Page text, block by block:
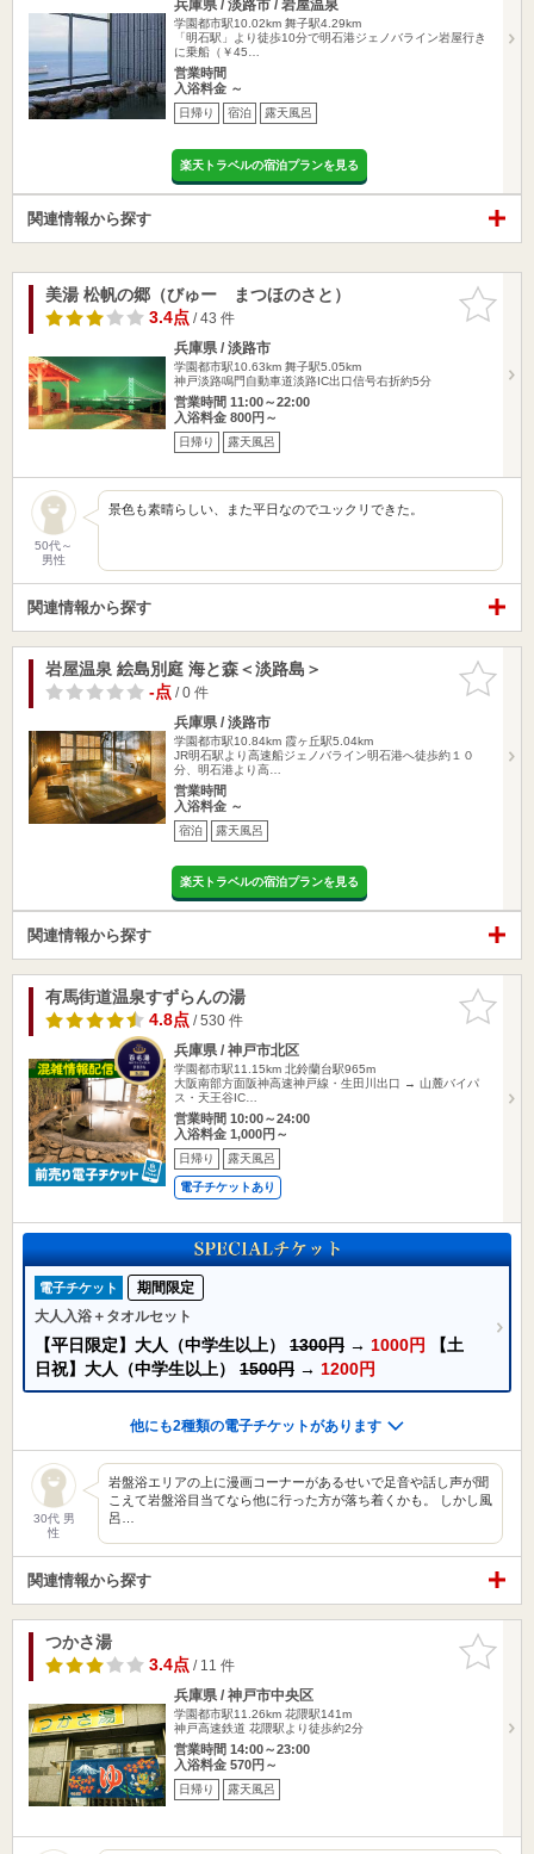
兵庫県 / 淡路市 / 岩屋温泉
学園都市駅10.02km 舞子駅4.29km
「明石駅」より徒歩10分で明石港ジェノバライン岩屋行き
に乗船（￥45…
営業時間
入浴料金 ～
日帰り 宿泊 露天風呂
楽天トラベルの宿泊プランを見る
関連情報から探す
お気に入
りに追加
美湯 松帆の郷（びゅー まつほのさと）
3.4点/ 43 件
兵庫県 / 淡路市
学園都市駅10.63km 舞子駅5.05km
神戸淡路鳴門自動車道淡路IC出口信号右折約5分
営業時間 11:00～22:00
入浴料金 800円～
日帰り 露天風呂
50代～
男性
景色も素晴らしい、また平日なのでユックリできた。
関連情報から探す
お気に入
りに追加
岩屋温泉 絵島別庭 海と森＜淡路島＞
-点/ 0 件
兵庫県 / 淡路市
学園都市駅10.84km 霞ヶ丘駅5.04km
JR明石駅より高速船ジェノバライン明石港へ徒歩約１０
分、明石港より高…
営業時間
入浴料金 ～
宿泊 露天風呂
楽天トラベルの宿泊プランを見る
関連情報から探す
お気に入
りに追加
有馬街道温泉すずらんの湯
4.8点/ 530 件
兵庫県 / 神戸市北区
学園都市駅11.15km 北鈴蘭台駅965m
大阪南部方面阪神高速神戸線・生田川出口 → 山麓バイパ
ス・天王谷IC…
営業時間 10:00～24:00
入浴料金 1,000円～
日帰り 露天風呂
電子チケットあり
電子チケット
期間限定
大人入浴＋タオルセット
【平日限定】大人（中学生以上） 1300円 → 1000円
【土
日祝】大人（中学生以上） 1500円 → 1200円
他にも2種類の電子チケットがあります
30代 男
性
岩盤浴エリアの上に漫画コーナーがあるせいで足音や話し声が聞
こえて岩盤浴目当てなら他に行った方が落ち着くかも。 しかし風
呂…
関連情報から探す
お気に入
りに追加
つかさ湯
3.4点/ 11 件
兵庫県 / 神戸市中央区
学園都市駅11.26km 花隈駅141m
神戸高速鉄道 花隈駅より徒歩約2分
営業時間 14:00～23:00
入浴料金 570円～
日帰り 露天風呂